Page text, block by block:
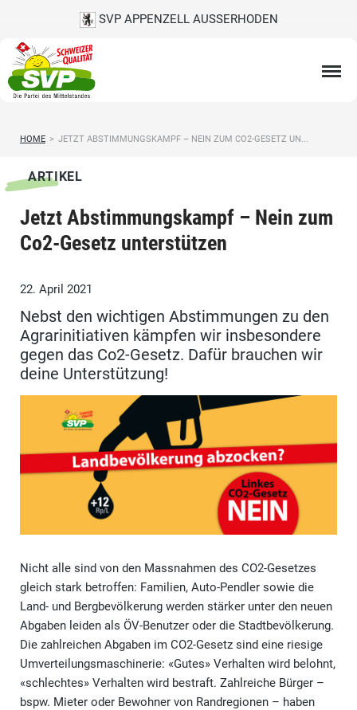
SVP APPENZELL AUSSERHODEN
HOME > JETZT ABSTIMMUNGSKAMPF – NEIN ZUM CO2-GESETZ UN...
ARTIKEL
Jetzt Abstimmungskampf – Nein zum
Co2-Gesetz unterstützen
22. April 2021
Nebst den wichtigen Abstimmungen zu den
Agrarinitiativen kämpfen wir insbesondere
gegen das Co2-Gesetz. Dafür brauchen wir
deine Unterstützung!
Nicht alle sind von den Massnahmen des CO2-Gesetzes
gleich stark betroffen: Familien, Auto-Pendler sowie die
Land- und Bergbevölkerung werden stärker unter den neuen
Abgaben leiden als ÖV-Benutzer oder die Stadtbevölkerung.
Die zahlreichen Abgaben im CO2-Gesetz sind eine riesige
Umverteilungsmaschinerie: «Gutes» Verhalten wird belohnt,
«schlechtes» Verhalten wird bestraft. Zahlreiche Bürger –
bspw. Mieter oder Bewohner von Randregionen – haben